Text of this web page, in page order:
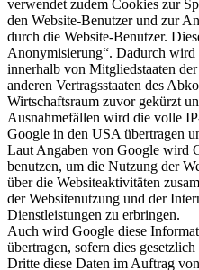
verwendet zudem Cookies zur
den Website-Benutzer und zur
durch die Website-Benutzer.
Anonymisierung“. Dadurch
innerhalb von Mitgliedstaaten
anderen Vertragsstaaten des
Wirtschaftsraum zuvor gekürzt
Ausnahmefällen wird die volle
Google in den USA übertragen
Laut Angaben von Google wird
benutzen, um die Nutzung der
über die Websiteaktivitäten
der Websitenutzung und der
Dienstleistungen zu erbringen.
Auch wird Google diese
übertragen, sofern dies
Dritte diese Daten im Auftrag